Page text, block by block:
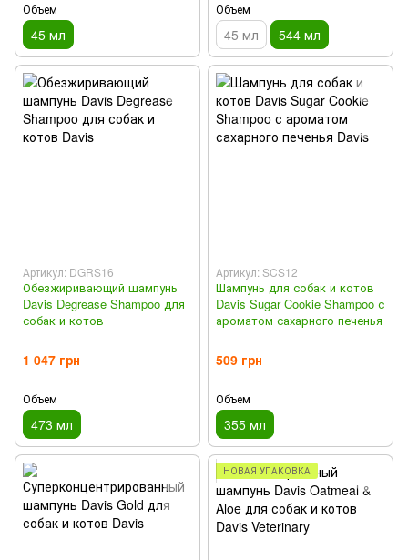
Объем
45 мл
Объем
45 мл 544 мл
Артикул: DGRS16
Обезжиривающий шампунь
Davis Degrease Shampoo для
собак и котов
1 047 грн
Объем
473 мл
Артикул: SCS12
Шампунь для собак и котов
Davis Sugar Cookie Shampoo с
ароматом сахарного печенья
509 грн
Объем
355 мл
НОВАЯ УПАКОВКА